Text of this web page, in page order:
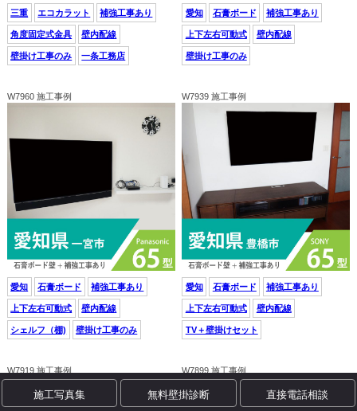
三重 エコカラット 補強工事あり
角度固定式金具 壁内配線
壁掛け工事のみ 一条工務店
愛知 石膏ボード 補強工事あり
上下左右可動式 壁内配線
壁掛け工事のみ
W7960 施工事例
愛知 石膏ボード 補強工事あり
上下左右可動式 壁内配線
シェルフ（棚) 壁掛け工事のみ
W7939 施工事例
愛知 石膏ボード 補強工事あり
上下左右可動式 壁内配線
TV＋壁掛けセット
W7919 施工事例 W7899 施工事例
施工写真集 無料壁掛診断 直接電話相談